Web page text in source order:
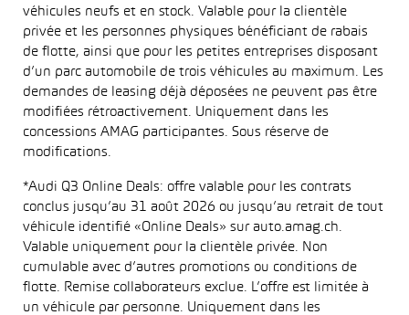
véhicules neufs et en stock. Valable pour la clientèle
privée et les personnes physiques bénéficiant de rabais
de flotte, ainsi que pour les petites entreprises disposant
d’un parc automobile de trois véhicules au maximum. Les
demandes de leasing déjà déposées ne peuvent pas être
modifiées rétroactivement. Uniquement dans les
concessions AMAG participantes. Sous réserve de
modifications.
*Audi Q3 Online Deals: offre valable pour les contrats
conclus jusqu’au 31 août 2026 ou jusqu’au retrait de tout
véhicule identifié «Online Deals» sur auto.amag.ch.
Valable uniquement pour la clientèle privée. Non
cumulable avec d’autres promotions ou conditions de
flotte. Remise collaborateurs exclue. L’offre est limitée à
un véhicule par personne. Uniquement dans les